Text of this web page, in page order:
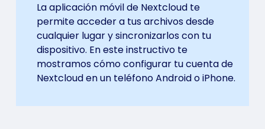
La aplicación móvil de Nextcloud te
permite acceder a tus archivos desde
cualquier lugar y sincronizarlos con tu
dispositivo. En este instructivo te
mostramos cómo configurar tu cuenta de
Nextcloud en un teléfono Android o iPhone.